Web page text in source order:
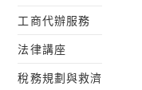
工商代辦服務
法律講座
稅務規劃與救濟